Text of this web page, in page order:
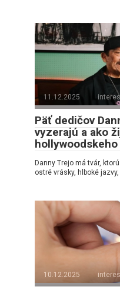
11.12.2025
Päť dedičov
vyzerajú a ako
Danny Trejo má tvár,
ostré vrásky, hlboké jazvy,
10.12.2025